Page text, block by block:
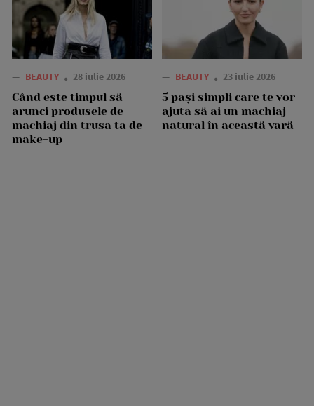
— BEAUTY 28 iulie 2026
Când este timpul să
arunci produsele de
machiaj din trusa ta de
make-up
— BEAUTY 23 iulie 2026
5 pași simpli care te vor
ajuta să ai un machiaj
natural în această vară